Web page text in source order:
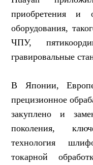
приобретения и
оборудования,
ЧПУ,
гравировальные
В Японии,
прецизионное
закуплено и
поколения,
технология
токарной